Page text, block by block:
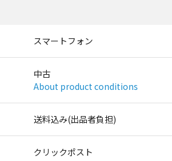
スマートフォン
中古
About product conditions
送料込み(出品者負担)
クリックポスト